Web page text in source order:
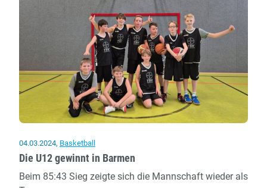
04.03.2024, Basketball
Die U12 gewinnt in Barmen
Beim 85:43 Sieg zeigte sich die Mannschaft wieder als